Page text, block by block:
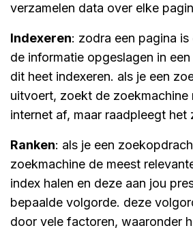
verzamelen data over elke
indexeren: zodra een pagina
de informatie opgeslagen in
dit heet indexeren. als je een
uitvoert, zoekt de zoekmachine
internet af, maar raadpleegt het
ranken: als je een
zoekmachine de meest
index halen en deze aan jou
bepaalde volgorde. deze
door vele factoren, waaronder